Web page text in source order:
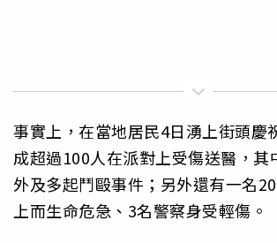
事實上，在當地居民4日湧上街頭慶
成超過100人在派對上受傷送醫，其
外及多起鬥毆事件；另外還有一名
上而生命危急、3名警察身受輕傷。